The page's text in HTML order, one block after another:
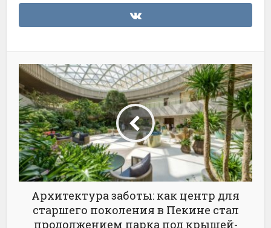
Архитектура заботы: как центр для
старшего поколения в Пекине стал
продолжением парка под крышей-